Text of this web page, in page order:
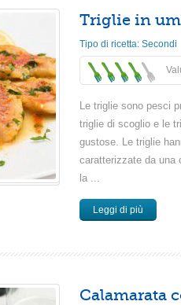
Triglie in
Tipo di ricetta: Secondi
Le triglie sono pesci
triglie di scoglio e le
gustose. Le triglie
caratterizzate da una
la ...
Leggi di più
Calamarata